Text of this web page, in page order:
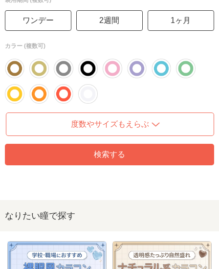
ワンデー 2週間 1ヶ月
カラー (複数可)
度数やサイズもえらぶ
検索する
なりたい瞳で探す